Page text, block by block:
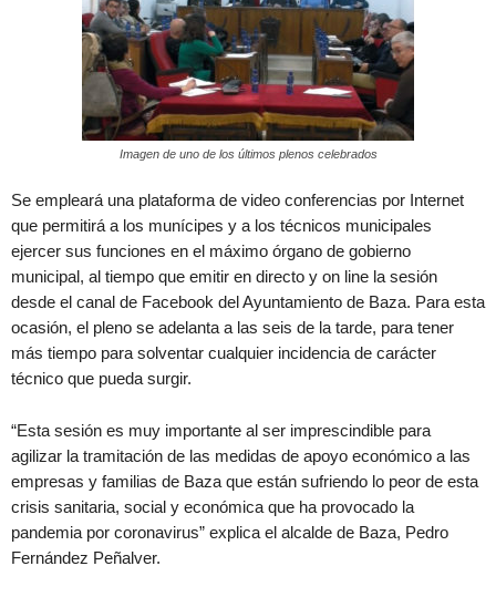
Imagen de uno de los últimos plenos celebrados
Se empleará una plataforma de video conferencias por Internet
que permitirá a los munícipes y a los técnicos municipales
ejercer sus funciones en el máximo órgano de gobierno
municipal, al tiempo que emitir en directo y on line la sesión
desde el canal de Facebook del Ayuntamiento de Baza. Para esta
ocasión, el pleno se adelanta a las seis de la tarde, para tener
más tiempo para solventar cualquier incidencia de carácter
técnico que pueda surgir.
“Esta sesión es muy importante al ser imprescindible para
agilizar la tramitación de las medidas de apoyo económico a las
empresas y familias de Baza que están sufriendo lo peor de esta
crisis sanitaria, social y económica que ha provocado la
pandemia por coronavirus” explica el alcalde de Baza, Pedro
Fernández Peñalver.